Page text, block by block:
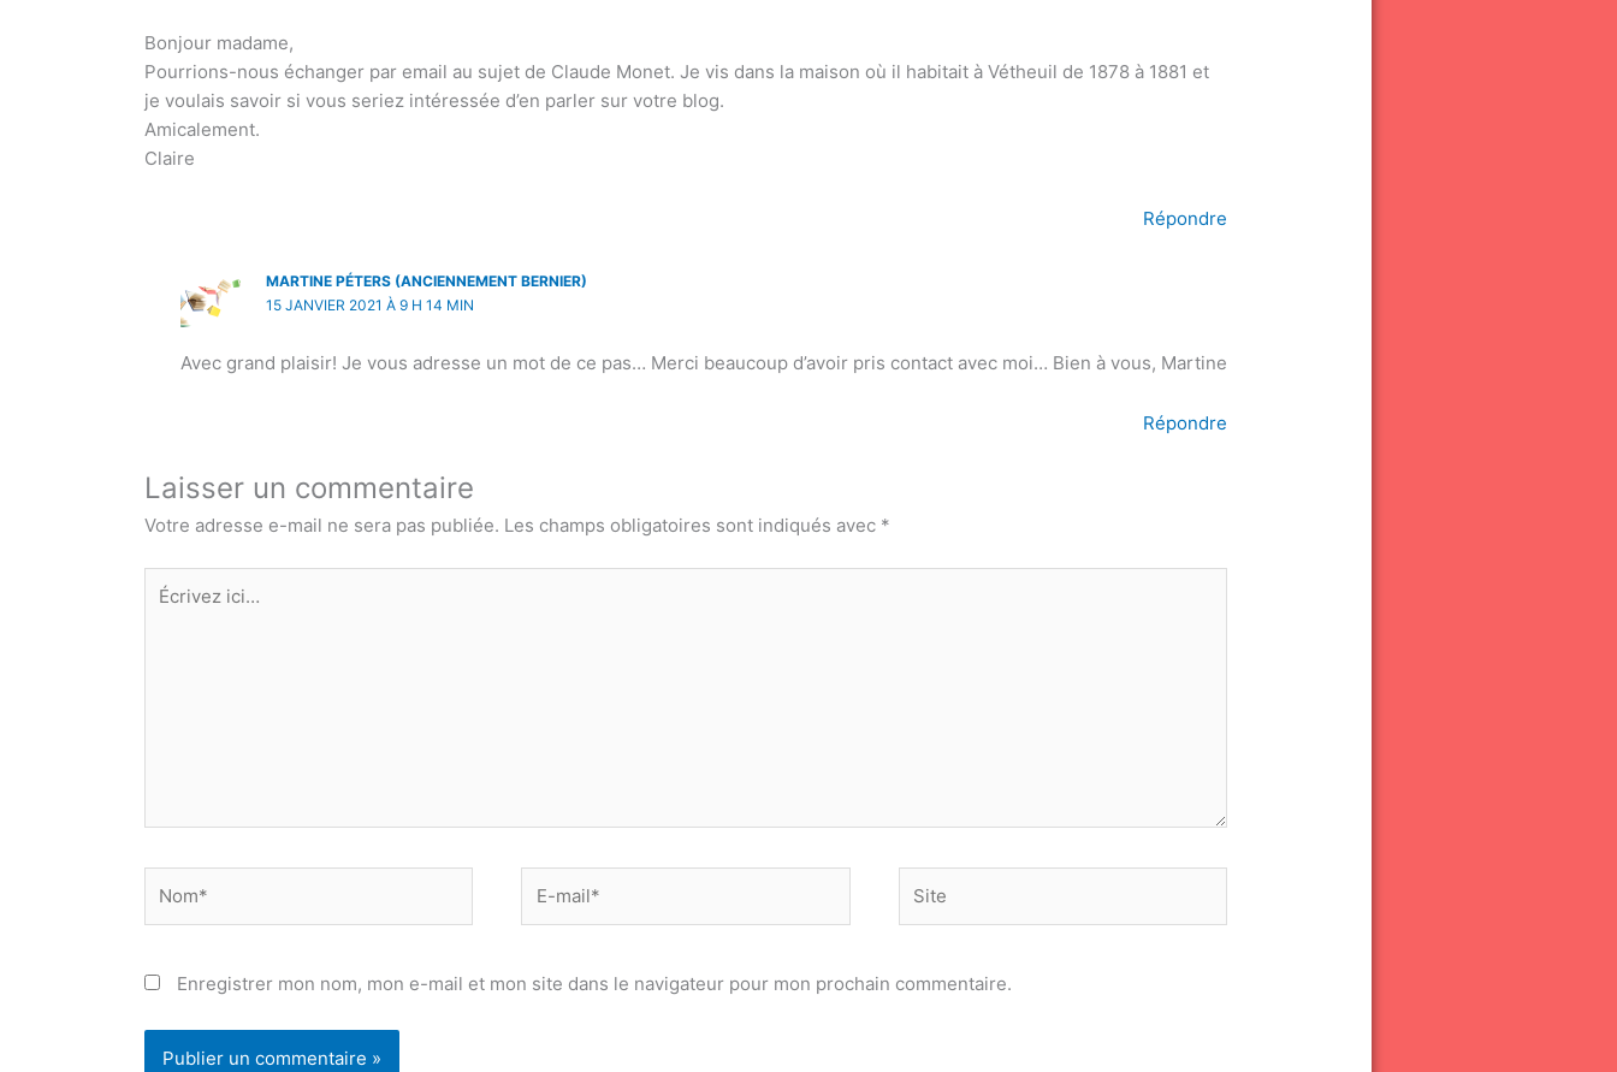
Bonjour madame,
Pourrions-nous échanger par email au sujet de Claude Monet. Je vis dans la maison où il habitait à Vétheuil de 1878 à 1881 et
je voulais savoir si vous seriez intéressée d’en parler sur votre blog.
Amicalement.
Claire
Répondre
MARTINE PÉTERS (ANCIENNEMENT BERNIER)
15 JANVIER 2021 À 9 H 14 MIN
Avec grand plaisir! Je vous adresse un mot de ce pas… Merci beaucoup d’avoir pris contact avec moi… Bien à vous, Martine
Répondre
Laisser un commentaire
Votre adresse e-mail ne sera pas publiée. Les champs obligatoires sont indiqués avec *
Écrivez
ici…
mail*
Enregistrer mon nom, mon e-mail et mon site dans le navigateur pour mon prochain commentaire.